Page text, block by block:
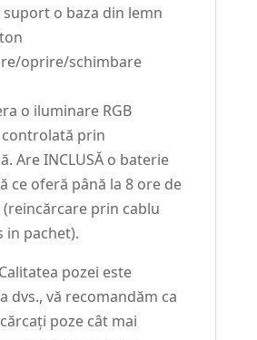
suport o baza din lemn
oprire/schimbare
o iluminare RGB
prin
Are INCLUSĂ o baterie
ce oferă până la 8 ore de
prin cablu
in pachet).
pozei este
dvs., vă recomandăm ca
poze cât mai